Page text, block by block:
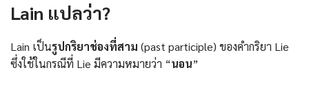
Lain แปลว่า?
Lain เป็นรูปกริยาช่องที่สาม (past participle) ของคำกริยา Lie
ซึ่งใช้ในกรณีที่ Lie มีความหมายว่า “นอน”